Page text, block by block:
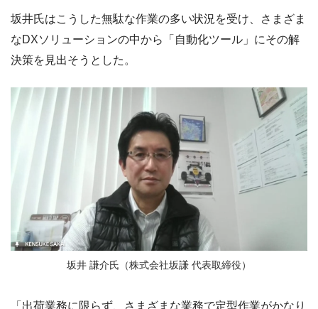
坂井氏はこうした無駄な作業の多い状況を受け、さまざま
なDXソリューションの中から「自動化ツール」にその解
決策を見出そうとした。
坂井 謙介氏（株式会社坂謙 代表取締役）
「出荷業務に限らず、さまざまな業務で定型作業がかなり